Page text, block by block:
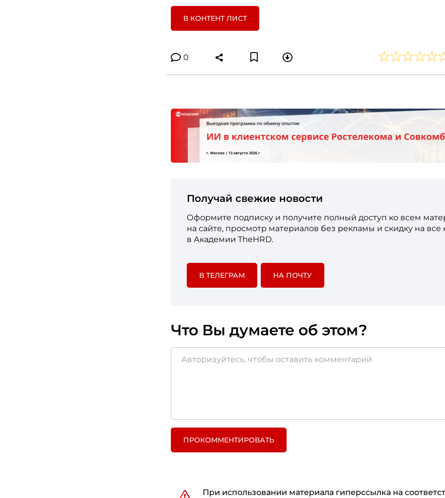
В КОНТЕНТ ЛИСТ
0
Получай свежие новости
Оформите подписку и получите полный доступ ко всем
на сайте, просмотр материалов без рекламы и скидку на все
в Академии TheHRD.
В ТЕЛЕГРАМ НА ПОЧТУ
Что Вы думаете об этом?
ПРОКОММЕНТИРОВАТЬ
При использовании материала гиперссылка на